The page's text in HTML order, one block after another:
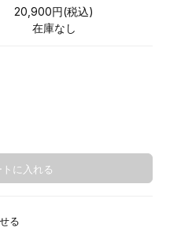
20,900円(税込)
在庫なし
トに入れる
る